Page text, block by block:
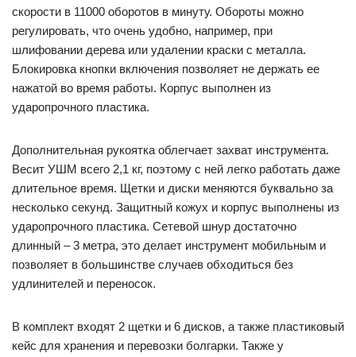
скорости в 11000 оборотов в минуту. Обороты можно
регулировать, что очень удобно, например, при
шлифовании дерева или удалении краски с металла.
Блокировка кнопки включения позволяет не держать ее
нажатой во время работы. Корпус выполнен из
ударопрочного пластика.
Дополнительная рукоятка облегчает захват инструмента.
Весит УШМ всего 2,1 кг, поэтому с ней легко работать даже
длительное время. Щетки и диски меняются буквально за
несколько секунд. Защитный кожух и корпус выполнены из
ударопрочного пластика. Сетевой шнур достаточно
длинный – 3 метра, это делает инструмент мобильным и
позволяет в большинстве случаев обходиться без
удлинителей и переносок.
В комплект входят 2 щетки и 6 дисков, а также пластиковый
кейс для хранения и перевозки болгарки. Также у